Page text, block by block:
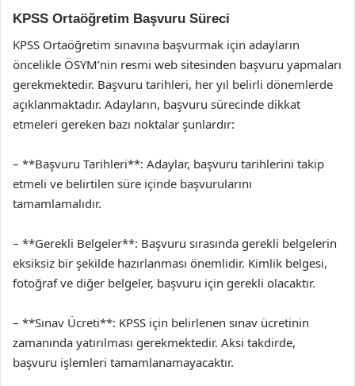
KPSS Ortaöğretim Başvuru Süreci
KPSS Ortaöğretim sınavına başvurmak için adayların
öncelikle ÖSYM’nin resmi web sitesinden başvuru yapmaları
gerekmektedir. Başvuru tarihleri, her yıl belirli dönemlerde
açıklanmaktadır. Adayların, başvuru sürecinde dikkat
etmeleri gereken bazı noktalar şunlardır:
– **Başvuru Tarihleri**: Adaylar, başvuru tarihlerini takip
etmeli ve belirtilen süre içinde başvurularını
tamamlamalıdır.
– **Gerekli Belgeler**: Başvuru sırasında gerekli belgelerin
eksiksiz bir şekilde hazırlanması önemlidir. Kimlik belgesi,
fotoğraf ve diğer belgeler, başvuru için gerekli olacaktır.
– **Sınav Ücreti**: KPSS için belirlenen sınav ücretinin
zamanında yatırılması gerekmektedir. Aksi takdirde,
başvuru işlemleri tamamlanamayacaktır.